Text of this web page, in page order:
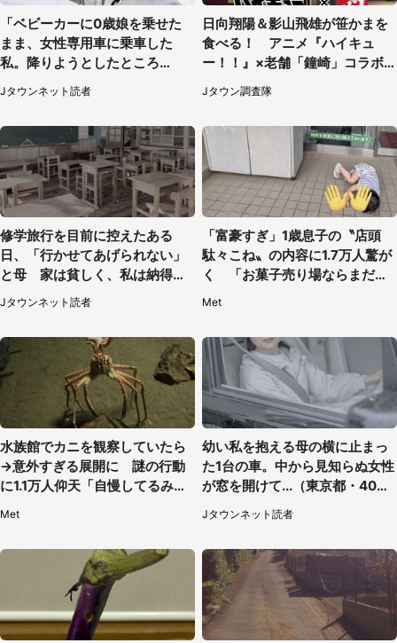
「ベビーカーに0歳娘を乗せた
まま、女性専用車に乗車した
私。降りようとしたところ
で...」（大阪府・30代女性）
Jタウンネット読者
日向翔陽＆影山飛雄が笹かまを
食べる！ アニメ『ハイキュ
ー！！』×老舗「鐘崎」コラボ
で限定グッズも【8／1～31】
Jタウン調査隊
修学旅行を目前に控えたある
日、「行かせてあげられない」
と母 家は貧しく、私は納得し
たけれど...（北海道・70代以上
女性）
Jタウンネット読者
「富豪すぎ」1歳息子の〝店頭
駄々こね〟の内容に1.7万人驚が
く 「お菓子売り場ならまだし
Met
水族館でカニを観察していたら
→意外すぎる展開に 謎の行動
に1.1万人仰天「自慢してるみた
Met
幼い私を抱える母の横に止まっ
た1台の車。中から見知らぬ女性
が窓を開けて...（東京都・40代
Jタウンネット読者